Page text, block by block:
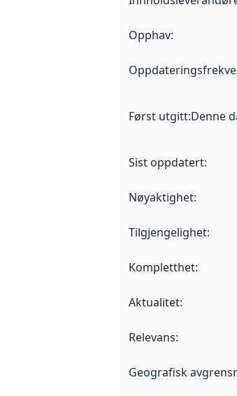
Opphav:
Først utgitt:Denne
Sist oppdatert:
Nøyaktighet:
Tilgjengelighet:
Kompletthet:
Aktualitet:
Relevans:
Geografisk